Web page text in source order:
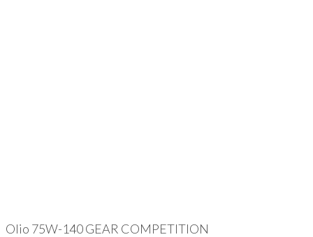
Olio 75W-140 GEAR COMPETITION